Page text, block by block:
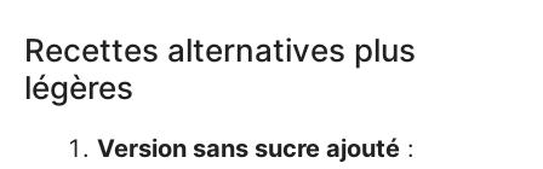
Recettes alternatives plus
légères
Version sans sucre ajouté :